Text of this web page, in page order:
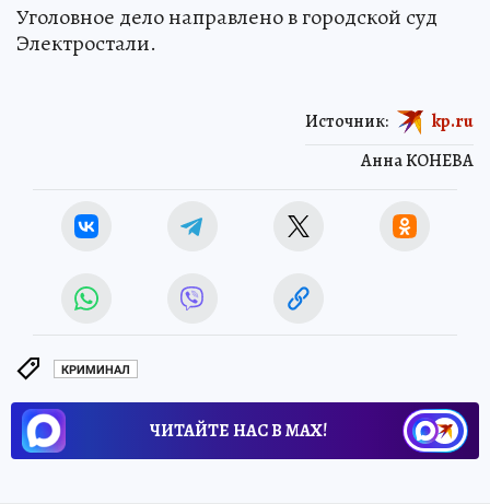
Уголовное дело направлено в городской суд
Электростали.
Анна КОНЕВА
Источник: kp.ru
КРИМИНАЛ
ЧИТАЙТЕ НАС В МАХ!